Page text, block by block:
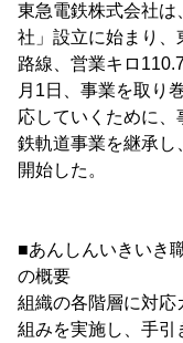
東急電鉄株式会社は
社」設立に始まり
路線、営業キロ
月1日、事業を取り
応していくために、
鉄軌道事業を継承し
開始した。
■あんしんいきいき
の概要
組織の各階層に対応
組みを実施し、手引